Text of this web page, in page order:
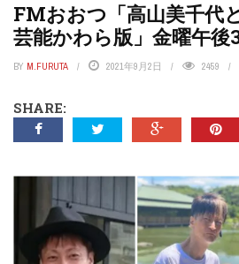
FMおおつ「高山美千代
芸能かわら版」金曜午後
BY M.FURUTA 2021年9月2日 2459
SHARE: